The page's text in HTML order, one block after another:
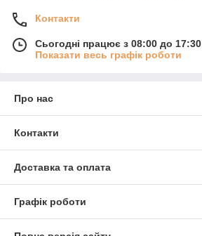
Контакти
Сьогодні працює з 08:00 до 17:30
Показати весь графік роботи
Про нас
Контакти
Доставка та оплата
Графік роботи